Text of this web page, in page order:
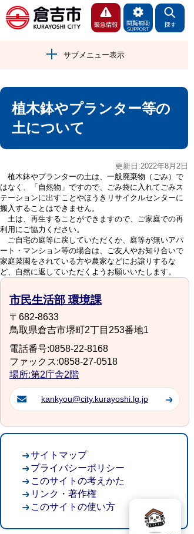
サブメニュー表示
植木鉢やプランター等の
土について
更新日:2022年8月2日
植木鉢やプランターの土は、一般廃棄物（ごみ）で
はなく、「自然物」ですので、ごみ袋に入れてごみス
テーションに出すことやほうきリサイクルセンターに
搬入することはできません。
土は、再生することができますので、ご家庭での再
利用にご協力ください。
ご自宅の庭等に戻していただくか、庭等が無いアパ
ート・マンション等の場合は、ご友人やお知り合いで
家庭菜園をされている方や農家などにお譲りするな
ど、自然に返していただくようお願いいたします。
市民生活部 環境課
〒682-8633
鳥取県倉吉市堺町2丁目253番地1
電話番号:0858-22-8168
ファックス:0858-27-0518
場所:第2庁舎2階
kankyou@city.kurayoshi.lg.jp
サイトマップ
プライバシーポリシー
このサイトの考えかた
リンク・著作権
このサイトの使い方